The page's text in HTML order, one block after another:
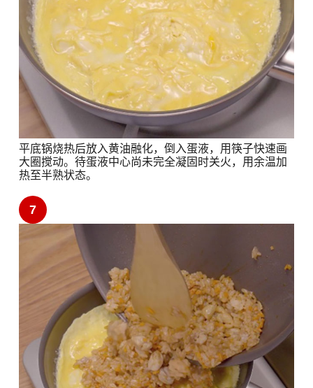
平底锅烧热后放入黄油融化，倒入蛋液，用筷子快速画
大圈搅动。待蛋液中心尚未完全凝固时关火，用余温加
热至半熟状态。
7